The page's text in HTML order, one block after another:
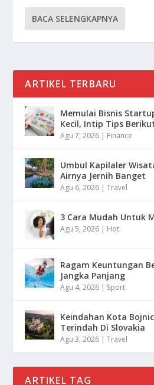
BACA SELENGKAPNYA
ARTIKEL TERBARU
Memulai Bisnis
Kecil, Intip Tips
Agu 7, 2026 | Finance
Umbul Kapilaler
Airnya Jernih Banget
Agu 6, 2026 |Travel
3 Cara Mudah Untuk
Agu 5, 2026 | Hot
Ragam Keuntungan
Jangka Panjang
Agu 4, 2026 | Sport
Keindahan Kota
Terindah Di Slovakia
Agu 3, 2026 |Travel
ARTIKEL TAG